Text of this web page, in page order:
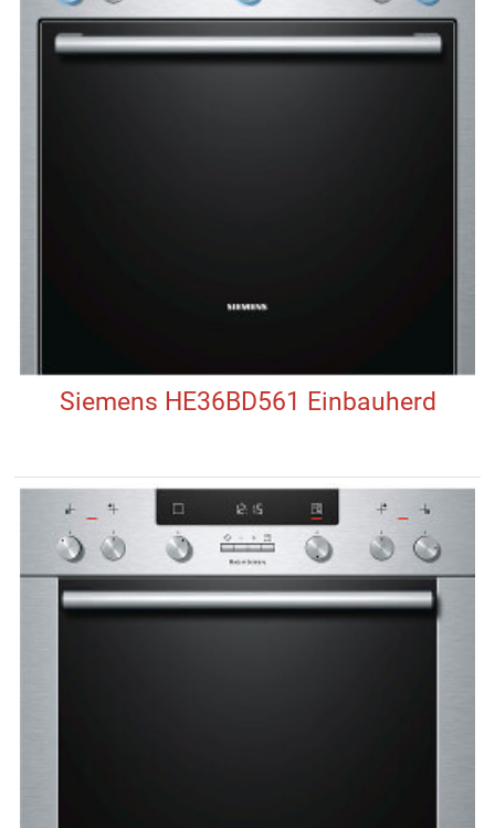
Siemens HE36BD561 Einbauherd